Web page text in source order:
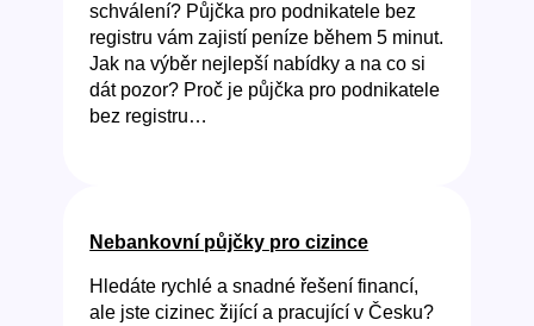
schválení? Půjčka pro podnikatele bez
registru vám zajistí peníze během 5 minut.
Jak na výběr nejlepší nabídky a na co si
dát pozor? Proč je půjčka pro podnikatele
bez registru…
Nebankovní půjčky pro cizince
Hledáte rychlé a snadné řešení financí,
ale jste cizinec žijící a pracující v Česku?